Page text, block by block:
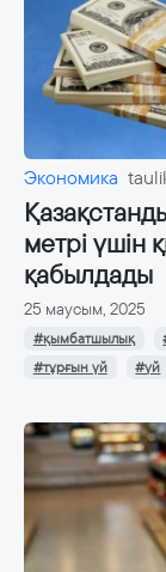
Экономика
метрі үшін
қабылдады
25 маусым, 2025
#қымбатшылық
#тұрғын үй
#үй